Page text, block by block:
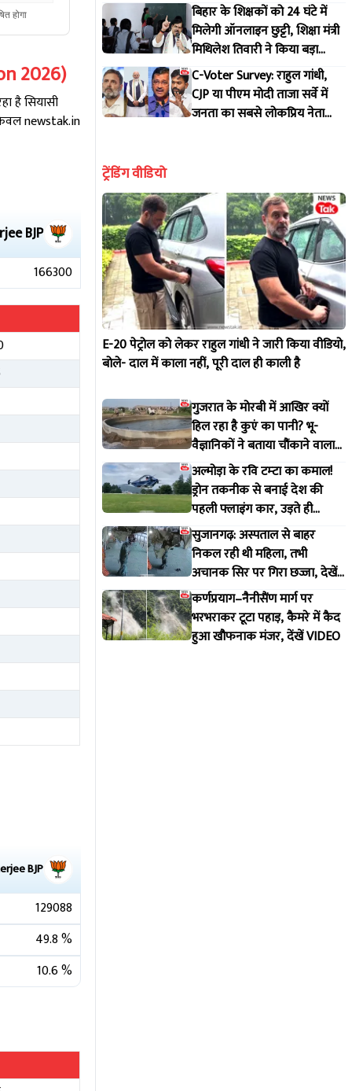
2026)
है सियासी
newstak.in
BJP
166300
BJP
129088
49.8%
10.6%
बिहार के शिक्षकों को 24 घंटे में
मिलेगी ऑनलाइन छुट्टी, शिक्षा मंत्री
मिथिलेश तिवारी ने किया बड़ा
इंतजाम
C-Voter Survey: राहुल गांधी,
CJP या पीएम मोदी ताजा सर्वे में
जनता का सबसे लोकप्रिय नेता
ट्रेंडिंग वीडियो
E-20 पेट्रोल को लेकर राहुल गांधी ने जारी किया वीडियो,
बोले- दाल में काला नहीं, पूरी दाल ही काली है
गुजरात के मोरबी में आखिर क्यों
हिल रहा है कुएं का पानी? भू-
वैज्ञानिकों ने बताया चौंकाने वाला
सच
अल्मोड़ा के रवि टम्टा का कमाल!
ड्रोन तकनीक से बनाई देश की
पहली फ्लाइंग कार, उड़ते ही
वायरल हुआ वीडियो
सुजानगढ़: अस्पताल से बाहर
निकल रही थी महिला, तभी
अचानक सिर पर गिरा छज्जा, देखें
VIDEO
कर्णप्रयाग–नैनीसैंण मार्ग पर
भरभराकर टूटा पहाड़, कैमरे में कैद
हुआ खौफनाक मंजर, देंखें VIDEO